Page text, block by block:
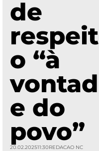
de
respeit
o “à
vontad
e do
povo”
20.02.202511:30REDACAO NC